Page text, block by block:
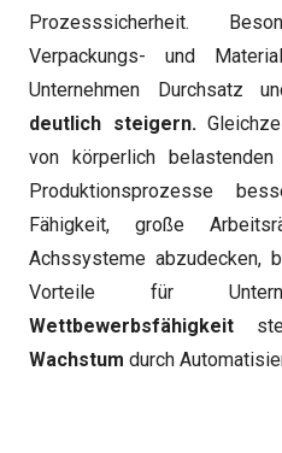
Prozesssicherheit.
Verpackungs- und
Unternehmen Durchsatz
deutlich steigern.
von körperlich
Produktionsprozesse
Fähigkeit, große
Achssysteme abzudecken,
Vorteile für
Wettbewerbsfähigkeit
Wachstum durch